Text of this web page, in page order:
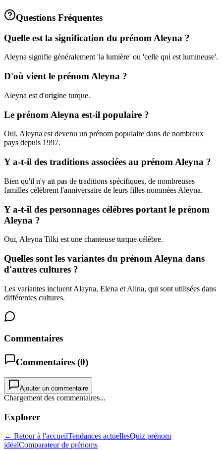
Questions Fréquentes
Quelle est la signification du prénom Aleyna ?
Aleyna signifie généralement 'la lumière' ou 'celle qui est lumineuse'.
D'où vient le prénom Aleyna ?
Aleyna est d'origine turque.
Le prénom Aleyna est-il populaire ?
Oui, Aleyna est devenu un prénom populaire dans de nombreux
pays depuis 1997.
Y a-t-il des traditions associées au prénom Aleyna ?
Bien qu'il n'y ait pas de traditions spécifiques, de nombreuses
familles célèbrent l'anniversaire de leurs filles nommées Aleyna.
Y a-t-il des personnages célèbres portant le prénom
Aleyna ?
Oui, Aleyna Tilki est une chanteuse turque célèbre.
Quelles sont les variantes du prénom Aleyna dans
d'autres cultures ?
Les variantes incluent Alayna, Elena et Alina, qui sont utilisées dans
différentes cultures.
Commentaires
Commentaires (0)
Ajouter un commentaire
Chargement des commentaires...
Explorer
← Retour à l'accueilTendances actuellesQuiz prénom
idéalComparateur de prénoms